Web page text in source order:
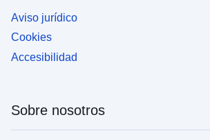
Aviso jurídico
Cookies
Accesibilidad
Sobre nosotros